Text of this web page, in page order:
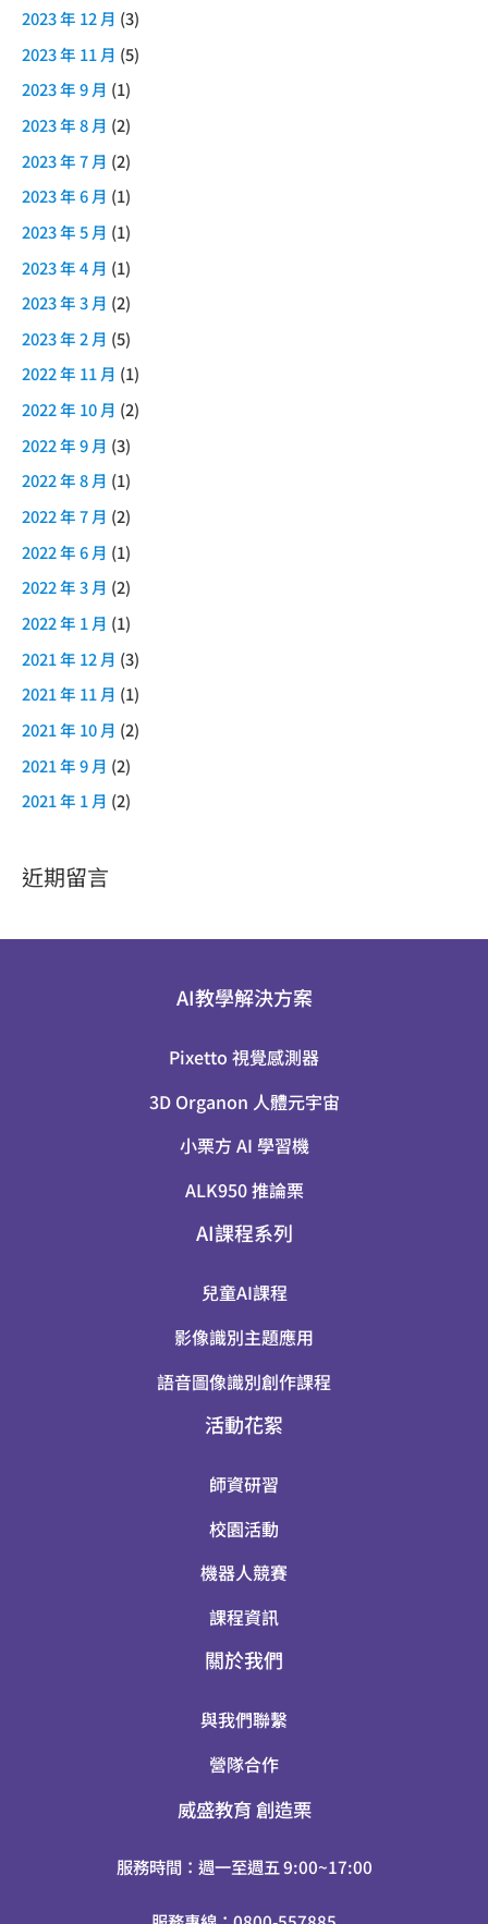
2023 年 12 月 (3)
2023 年 11 月 (5)
2023 年 9 月 (1)
2023 年 8 月 (2)
2023 年 7 月 (2)
2023 年 6 月 (1)
2023 年 5 月 (1)
2023 年 4 月 (1)
2023 年 3 月 (2)
2023 年 2 月 (5)
2022 年 11 月 (1)
2022 年 10 月 (2)
2022 年 9 月 (3)
2022 年 8 月 (1)
2022 年 7 月 (2)
2022 年 6 月 (1)
2022 年 3 月 (2)
2022 年 1 月 (1)
2021 年 12 月 (3)
2021 年 11 月 (1)
2021 年 10 月 (2)
2021 年 9 月 (2)
2021 年 1 月 (2)
近期留言
AI教學解決方案
Pixetto 視覺感測器
3D Organon 人體元宇宙
小栗方 AI 學習機
ALK950 推論栗
AI課程系列
兒童AI課程
影像識別主題應用
語音圖像識別創作課程
活動花絮
師資研習
校園活動
機器人競賽
課程資訊
關於我們
與我們聯繫
營隊合作
威盛教育創造栗
服務時間：週一至週五 9:00~17:00